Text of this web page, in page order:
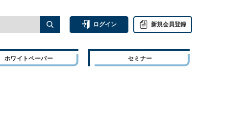
ログイン 新規会員登録
ホワイトペーパー セミナー